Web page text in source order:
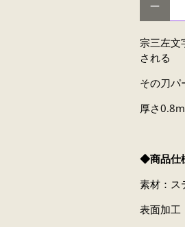
宗三左文
される
その刀パ
厚さ
◆商品仕
素材：ス
表面加工